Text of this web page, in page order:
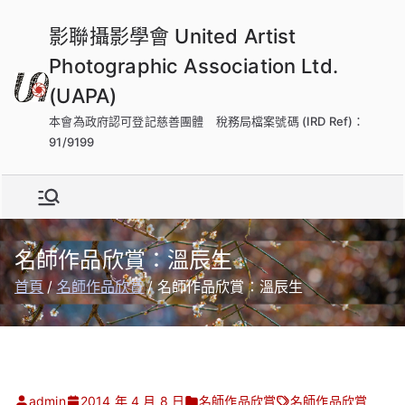
影聯攝影學會 United Artist
Photographic Association Ltd.
(UAPA)
本會為政府認可登記慈善團體 稅務局檔案號碼 (IRD Ref)：
91/9199
名師作品欣賞：溫辰生
首頁 名師作品欣賞 名師作品欣賞：溫辰生
admin 2014 年 4 月 8 日 名師作品欣賞 名師作品欣賞